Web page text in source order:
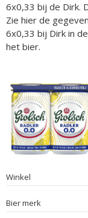
6x0,33 bij de Dirk.
Zie hier de
6x0,33 bij Dirk in
het bier.
Winkel
Bier merk